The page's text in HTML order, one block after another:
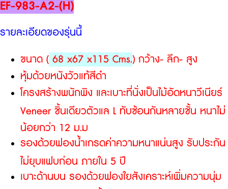
EF-983-A2-(H)
รายละเอียดของรุ่นนี้
ขนาด ( 68 x67 x115 Cms.) กว้าง- ลึก- สูง
หุ้มด้วยหนังวัวแท้สีดำ
โครงสร้างพนักพิง และเบาะที่นั่งเป็นไม้อัดหนาวีเนียร์
Veneer ชิ้นเดียวตัวแล L ทับซ้อนกันหลายชั้น หนาไม่
น้อยกว่า 12 ม.ม
รองด้วยฟองน้ำเกรดค่าความหนาแน่นสูง รับประกัน
ไม่ยุบแฟบก่อน ภายใน 5 ปี
เบาะด้านบน รองด้วยฟองใยสังเคราะห์เพิ่มความนุ่ม